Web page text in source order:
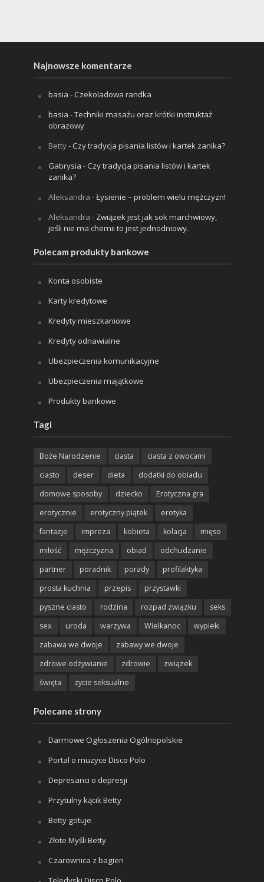
Najnowsze komentarze
basia -Czekoladowa randka
basia -Techniki masażu oraz krótki instruktaż
obrazowy
Betty-Czy tradycja pisania listów i kartek zanika?
Gabrysia -Czy tradycja pisania listów i kartek
zanika?
Aleksandra -Łysienie – problem wielu mężczyzn!
Aleksandra - Związek jest jak sok marchwiowy,
jeśli nie ma chemii to jest jednodniowy.
Polecam produkty bankowe
Konta osobiste
Karty kredytowe
Kredyty mieszkaniowe
Kredyty odnawialne
Ubezpieczenia komunikacyjne
Ubezpieczenia majątkowe
Produkty bankowe
Tagi
Boże Narodzenie ciasta
ciasta z owocami
ciasto
deser dieta
dodatki do obiadu
domowe sposoby
dziecko
Erotyczna gra
erotycznie
erotyczny piątek
erotyka
fantazje
impreza kobieta kolacja
mięso
miłość
mężczyzna obiad
odchudzanie
partner
poradnik porady
profilaktyka
prosta kuchnia
przepis
przystawki
pyszne ciasto
rodzina rozpad związku
seks
sex
uroda warzywa Wielkanoc
wypieki
zabawa we dwoje
zabawy we dwoje
zdrowe odżywianie
zdrowie
związek
święta
życie seksualne
Polecane strony
Darmowe Ogłoszenia Ogólnopolskie
Portal o muzyce Disco Polo
Depresanci o depresji
Przytulny kącik Betty
Betty gotuje
Złote Myśli Betty
Czarownica z bagien